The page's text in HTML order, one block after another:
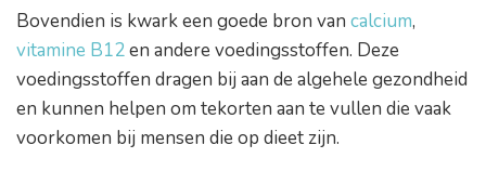
Bovendien is kwark een goede bron van calcium,
vitamine B12en andere voedingsstoffen. Deze
voedingsstoffen dragen bij aan de algehele gezondheid
en kunnen helpen om tekorten aan te vullen die vaak
voorkomen bij mensen die op dieet zijn.